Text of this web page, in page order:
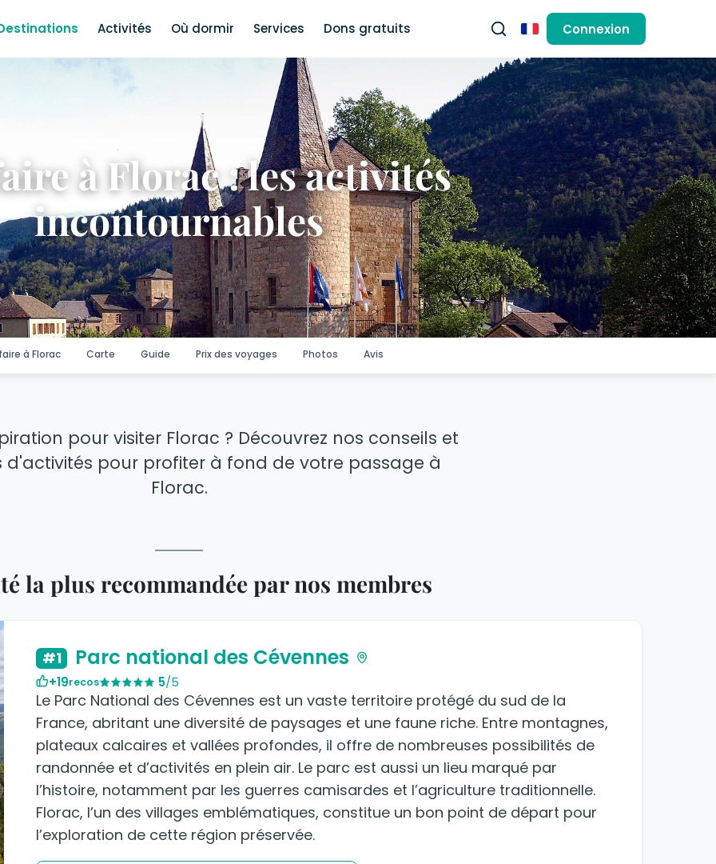
Activités Où dormir Services Dons gratuits FrançaisConnexion
à Florac : les activités
incontournables
à Florac Carte Guide Prix des voyages Photos Avis
pour visiter Florac ? Découvrez nos conseils et
d'activités pour profiter à fond de votre passage à
Florac.
la plus recommandée par nos membres
#1 Parc national des Cévennes
+19recos 5/5
Le Parc National des Cévennes est un vaste territoire protégé du sud de la
France, abritant une diversité de paysages et une faune riche. Entre montagnes,
plateaux calcaires et vallées profondes, il offre de nombreuses possibilités de
randonnée et d’activités en plein air. Le parc est aussi un lieu marqué par
l’histoire, notamment par les guerres camisardes et l’agriculture traditionnelle.
Florac, l’un des villages emblématiques, constitue un bon point de départ pour
l’exploration de cette région préservée.